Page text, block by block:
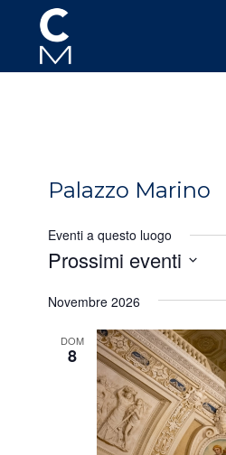
Palazzo Marino
Eventi a questo luogo
Prossimi eventi
la
Novembre 2026
DOM
8